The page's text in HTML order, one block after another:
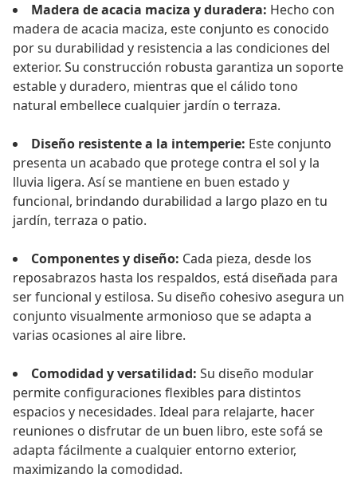
Madera de acacia maciza y duradera: Hecho con
madera de acacia maciza, este conjunto es conocido
por su durabilidad y resistencia a las condiciones del
exterior. Su construcción robusta garantiza un soporte
estable y duradero, mientras que el cálido tono
natural embellece cualquier jardín o terraza.
Diseño resistente a la intemperie: Este conjunto
presenta un acabado que protege contra el sol y la
lluvia ligera. Así se mantiene en buen estado y
funcional, brindando durabilidad a largo plazo en tu
jardín, terraza o patio.
Componentes y diseño: Cada pieza, desde los
reposabrazos hasta los respaldos, está diseñada para
ser funcional y estilosa. Su diseño cohesivo asegura un
conjunto visualmente armonioso que se adapta a
varias ocasiones al aire libre.
Comodidad y versatilidad: Su diseño modular
permite configuraciones flexibles para distintos
espacios y necesidades. Ideal para relajarte, hacer
reuniones o disfrutar de un buen libro, este sofá se
adapta fácilmente a cualquier entorno exterior,
maximizando la comodidad.